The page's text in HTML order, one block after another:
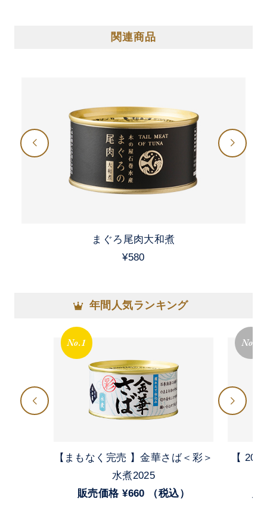
関連商品
まぐろ尾肉大和煮
¥580
年間人気ランキング
No.1
【まもなく完売 】金華さば＜彩＞
水煮2025
販売価格 ¥660 （税込）
No.2
【